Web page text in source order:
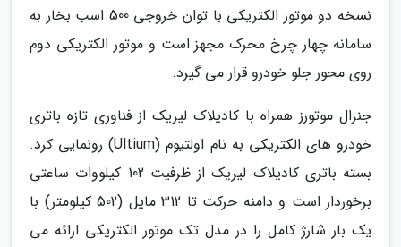
نسخه دو موتور الکتریکی با توان خروجی 500 اسب بخار به
سامانه چهار چرخ محرک مجهز است و موتور الکتریکی دوم
روی محور جلو خودرو قرار می گیرد.
جنرال موتورز همراه با کادیلاک لیریک از فناوری تازه باتری
خودرو های الکتریکی به نام اولتیوم (Ultium) رونمایی کرد.
بسته باتری کادیلاک لیریک از ظرفیت 102 کیلووات ساعتی
برخوردار است و دامنه حرکت تا 312 مایل (502 کیلومتر) با
یک بار شارژ کامل را در مدل تک موتور الکتریکی ارائه می